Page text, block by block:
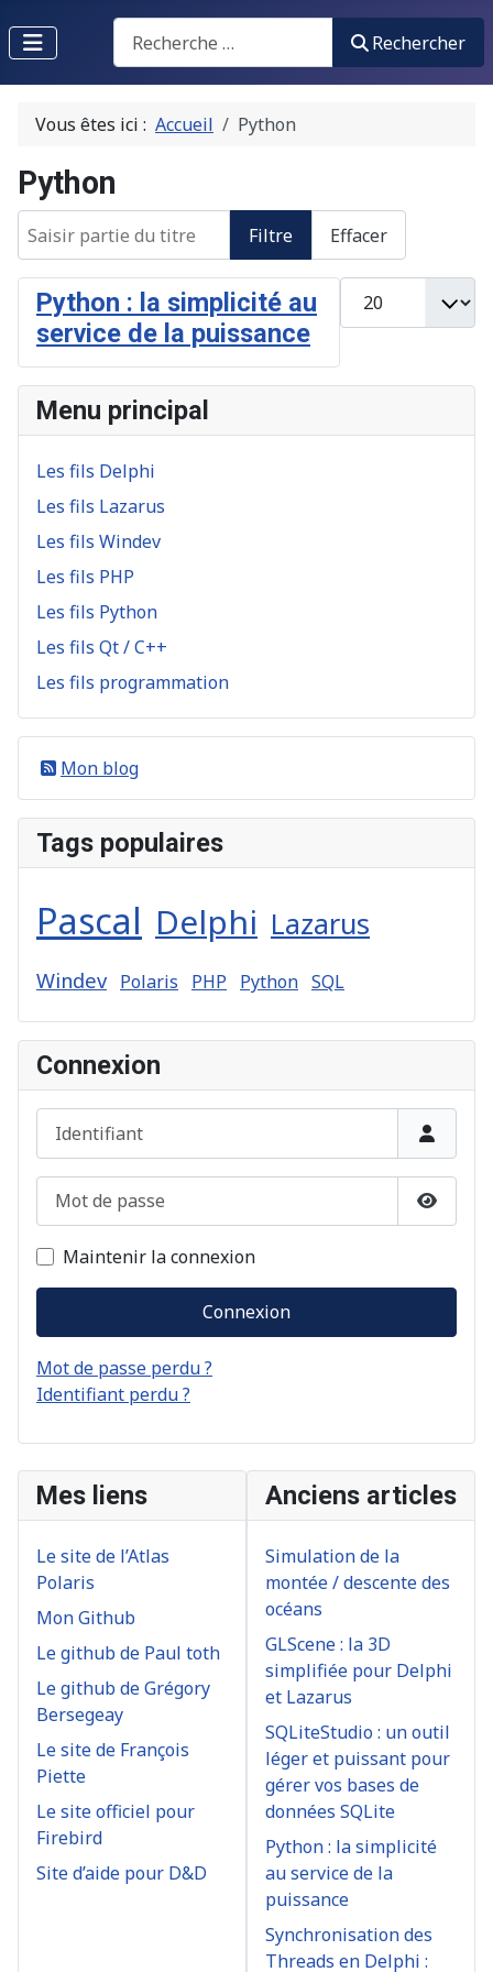
Recherche
Rechercher
Vous êtes ici : Accueil Python
Python
Filtre Effacer
Python : la simplicité au
service de la puissance
Menu principal
Les fils Delphi
Les fils Lazarus
Les fils Windev
Les fils PHP
Les fils Python
Les fils Qt / C++
Les fils programmation
Mon blog
Tags populaires
Pascal Delphi Lazarus
Windev Polaris PHP Python SQL
Connexion
Identifiant
Mot de passe
Maintenir la connexion
Connexion
Mot de passe perdu ?
Identifiant perdu ?
Mes liens
Le site de l’Atlas
Polaris
Mon Github
Le github de Paul toth
Le github de Grégory
Bersegeay
Le site de François
Piette
Le site officiel pour
Firebird
Site d’aide pour D&D
Anciens articles
Simulation de la
montée / descente des
océans
GLScene : la 3D
simplifiée pour Delphi
et Lazarus
SQLiteStudio : un outil
léger et puissant pour
gérer vos bases de
données SQLite
Python : la simplicité
au service de la
puissance
Synchronisation des
Threads en Delphi :